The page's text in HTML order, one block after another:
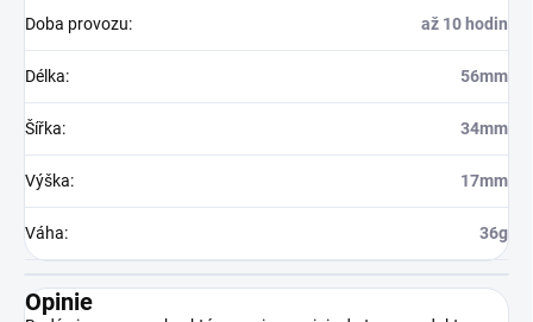
Doba provozu: až 10 hodin
Délka: 56mm
Šířka: 34mm
Výška: 17mm
Váha: 36g
Opinie